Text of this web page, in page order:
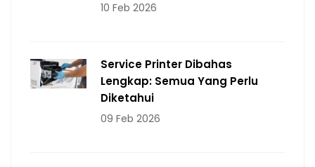
10 Feb 2026
Service Printer Dibahas
Lengkap: Semua Yang Perlu
Diketahui
09 Feb 2026